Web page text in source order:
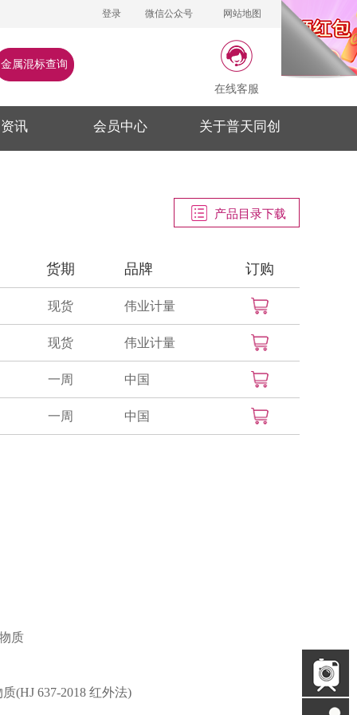
登录 微信公众号 网站地图
金属混标查询
在线客服
讯 会员中心 关于普天同创
产品目录下载
货期 品牌 订购
现货 伟业计量
现货 伟业计量
一周 中国
一周 中国
质
(HJ 637-2018 红外法)